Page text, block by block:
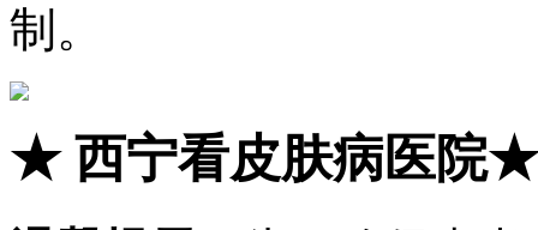
制。
★西宁看皮肤病医院★